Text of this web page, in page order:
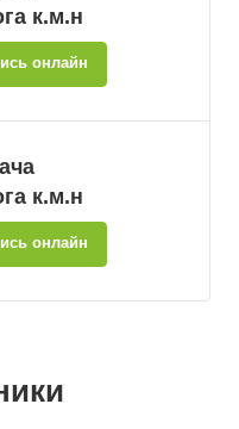
к.м.н
онлайн
к.м.н
онлайн